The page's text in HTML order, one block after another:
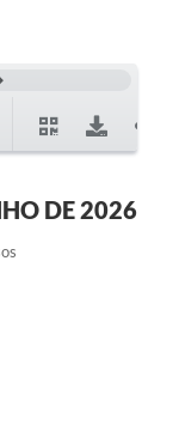
DE 2026